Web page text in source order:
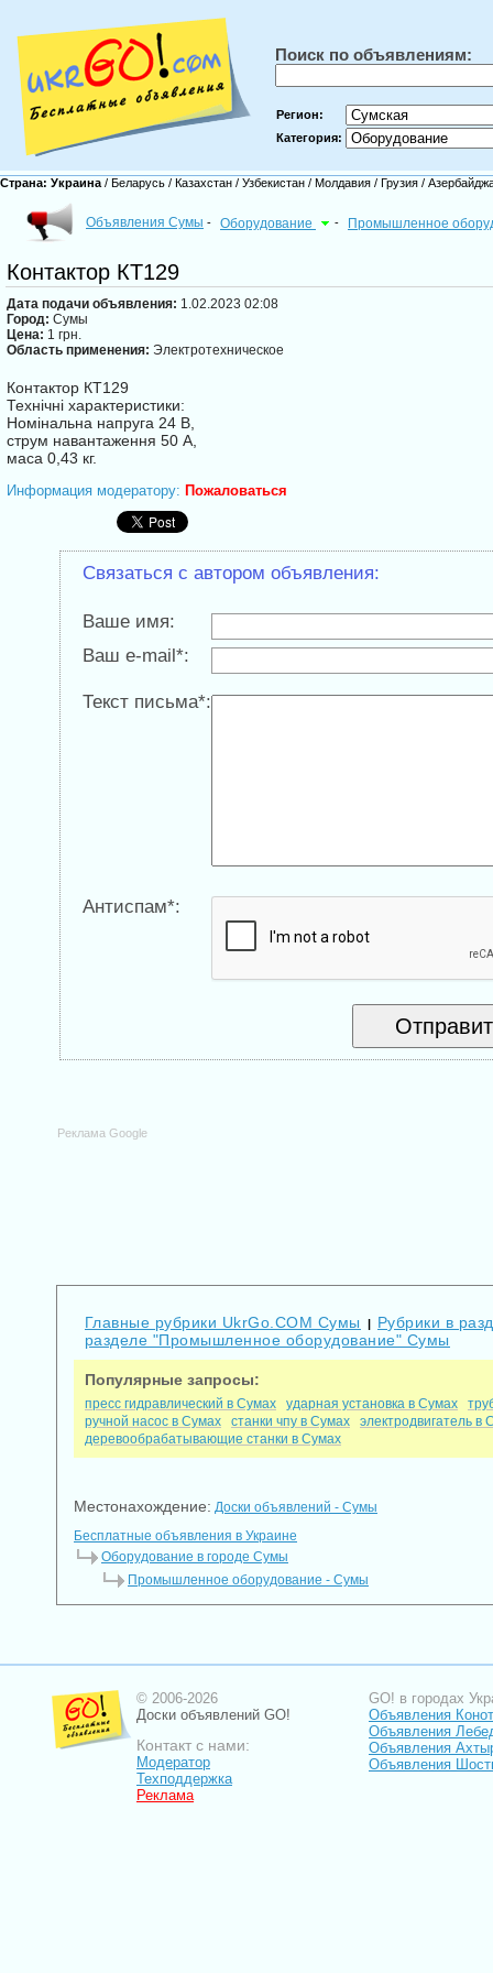
Поиск по объявлениям:
Регион:
Категория:
Страна: Украина / Беларусь / Казахстан / Узбекистан / Молдавия / Грузия /
Объявления Сумы - Оборудование - Промышленное
Контактор КТ129
Дата подачи объявления: 1.02.2023 02:08
Город: Сумы
Цена: 1 грн.
Область применения: Электротехническое
Контактор КТ129
Технічні характеристики:
Номінальна напруга 24 В,
струм навантаження 50 А,
маса 0,43 кг.
Информация модератору: Пожаловаться
Связаться с автором объявления:
Ваше имя:
Ваш e-mail*:
Текст письма*:
Антиспам*:
Реклама Google
Главные рубрики UkrGo.COM Сумы
Рубрики в
разделе "Промышленное оборудование" Сумы
Популярные запросы:
пресс гидравлический в Сумах ударная установка в Сумах
ручной насос в Сумах
станки чпу в Сумах
электродвигатель в
деревообрабатывающие станки в Сумах
Местонахождение: Доски объявлений - Сумы
Бесплатные объявления в Украине
Оборудование в городе Сумы
Промышленное оборудование - Сумы
© 2006-2026
Доски объявлений GO!
Контакт с нами:
Модератор
Техподдержка
Реклама
GO! в городах
Объявления
Объявления
Объявления
Объявления